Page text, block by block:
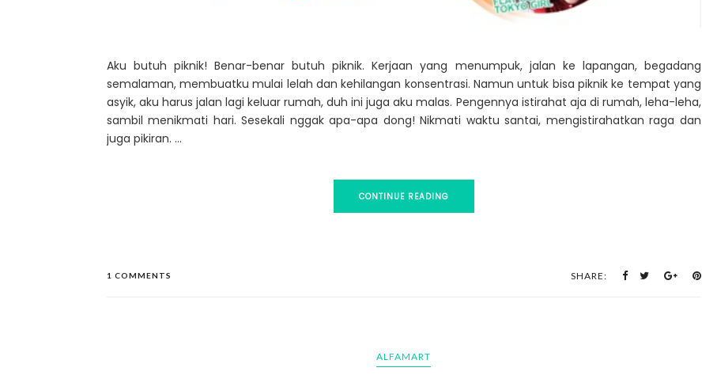
Aku butuh piknik! Benar-benar butuh piknik. Kerjaan yang menumpuk, jalan ke lapangan, begadang
semalaman, membuatku mulai lelah dan kehilangan konsentrasi. Namun untuk bisa piknik ke tempat yang
asyik, aku harus jalan lagi keluar rumah, duh ini juga aku malas. Pengennya istirahat aja di rumah, leha-leha,
sambil menikmati hari. Sesekali nggak apa-apa dong! Nikmati waktu santai, mengistirahatkan raga dan
juga pikiran. ...
CONTINUE READING
1 COMMENTS SHARE:
ALFAMART